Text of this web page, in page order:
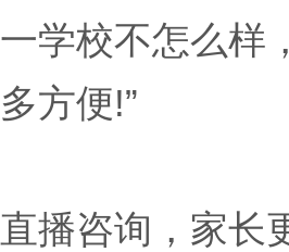
一学校不怎么样
多方便!”
直播咨询，家长